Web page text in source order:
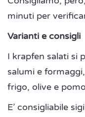
minuti per
Varianti e consigli
I krapfen salati si
salumi e
frigo, olive e
E’ consigliabile